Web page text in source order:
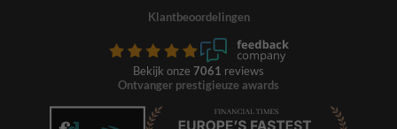
Klantbeoordelingen
Bekijk onze 7061 reviews
Ontvanger prestigieuze awards